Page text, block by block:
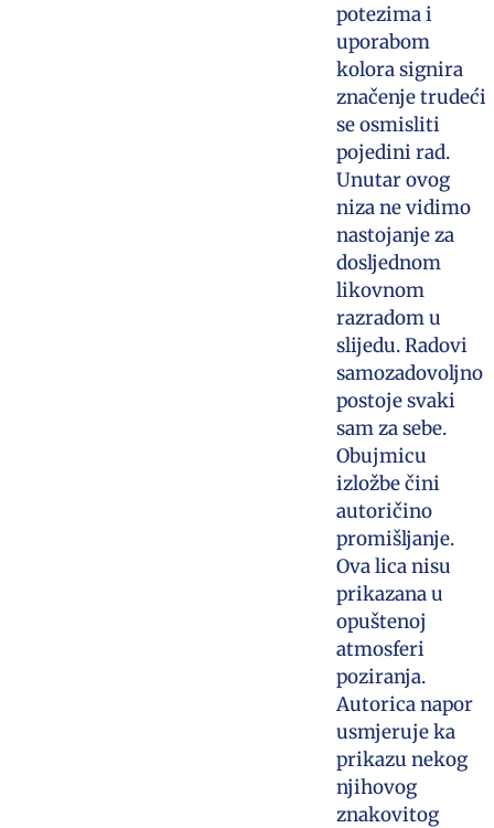
potezima i
uporabom
kolora signira
značenje trudeći
se osmisliti
pojedini rad.
Unutar ovog
niza ne vidimo
nastojanje za
dosljednom
likovnom
razradom u
slijedu. Radovi
samozadovoljno
postoje svaki
sam za sebe.
Obujmicu
izložbe čini
autoričino
promišljanje.
Ova lica nisu
prikazana u
opuštenoj
atmosferi
poziranja.
Autorica napor
usmjeruje ka
prikazu nekog
njihovog
znakovitog